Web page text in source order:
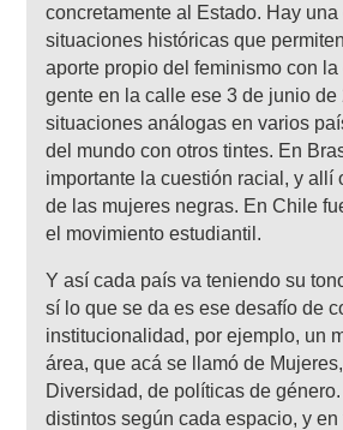
concretamente al Estado. Hay
situaciones históricas que
aporte propio del feminismo con
gente en la calle ese 3 de junio de
situaciones análogas en varios
del mundo con otros tintes. En
importante la cuestión racial, y allí
de las mujeres negras. En Chile
el movimiento estudiantil.
Y así cada país va teniendo su
sí lo que se da es ese desafío de
institucionalidad, por ejemplo, un
área, que acá se llamó de
Diversidad, de políticas de
distintos según cada espacio, y